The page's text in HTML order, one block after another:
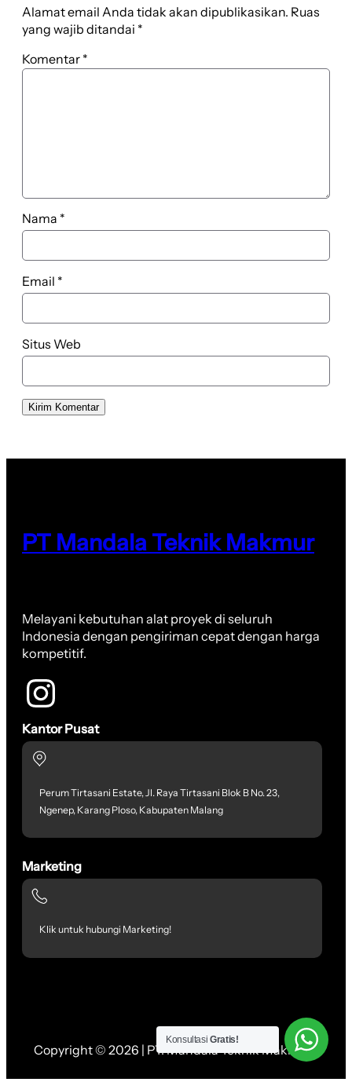
Alamat email Anda tidak akan dipublikasikan. Ruas
yang wajib ditandai *
Komentar *
Nama *
Email *
Situs Web
PT Mandala Teknik Makmur
Melayani kebutuhan alat proyek di seluruh
Indonesia dengan pengiriman cepat dengan harga
kompetitif.
Kantor Pusat
Perum Tirtasani Estate, Jl. Raya Tirtasani Blok B No. 23,
Ngenep, Karang Ploso, Kabupaten Malang
Marketing
Klik untuk hubungi Marketing!
Copyright © 2026 | PT. Mandala Teknik Makmur
Konsultasi Gratis!